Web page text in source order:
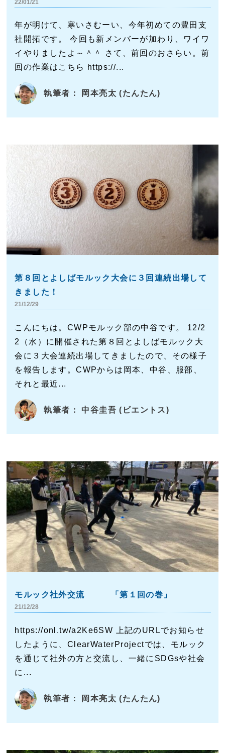
22/01/21
年が明けて、寒いさむーい、今年初めての豊田支
社開拓です。 今回も新メンバーが加わり、ワイワ
イやりましたよ～＾＾ さて、前回のおさらい。前
回の作業はこちら https://...
執筆者： 岡本亮太 (たんたん)
第８回とよしばモルック大会に３回連続出場して
きました！
21/12/29
こんにちは。CWPモルック部の中谷です。 12/2
2（水）に開催された第８回とよしばモルック大
会に３大会連続出場してきましたので、その様子
を報告します。CWPからは岡本、中谷、服部、
それと最近...
執筆者： 中谷圭吾 (ビエントス)
モルック社外交流 「第１回の巻」
21/12/28
https://onl.tw/a2Ke6SW 上記のURLでお知らせ
したように、ClearWaterProjectでは、モルック
を通じて社外の方と交流し、一緒にSDGsや社会
に...
執筆者： 岡本亮太 (たんたん)